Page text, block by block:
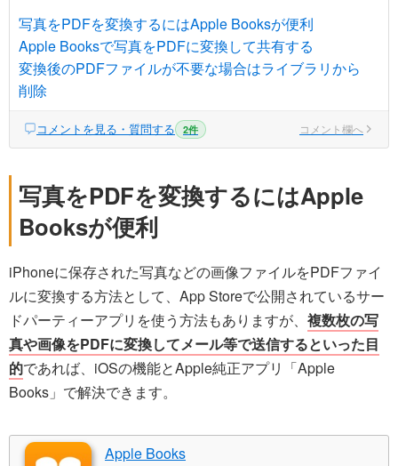
写真をPDFを変換するにはApple Booksが便利
Apple Booksで写真をPDFに変換して共有する
変換後のPDFファイルが不要な場合はライブラリから
削除
コメントを見る・質問する 2件 コメント欄へ
写真をPDFを変換するにはApple
Booksが便利
iPhoneに保存された写真などの画像ファイルをPDFファイ
ルに変換する方法として、App Storeで公開されているサー
ドパーティーアプリを使う方法もありますが、 複数枚の写
真や画像をPDFに変換してメール等で送信するといった目
的であれば、iOSの機能とApple純正アプリ「Apple
Books」で解決できます。
Apple Books